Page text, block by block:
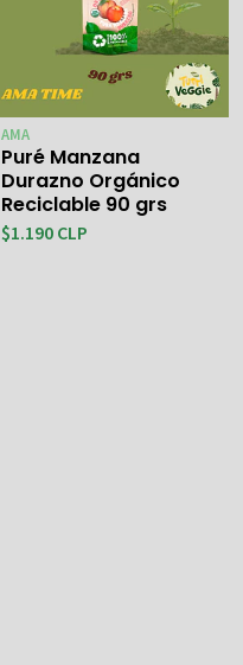
AMA
Puré Manzana
Durazno Orgánico
Reciclable 90 grs
$1.190 CLP